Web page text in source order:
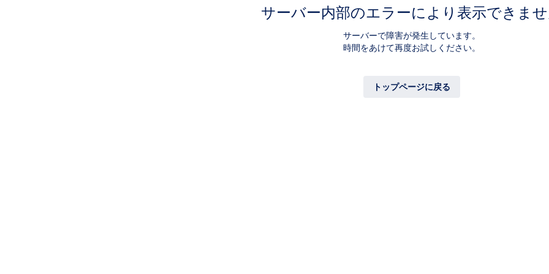
サーバー内部のエラーにより表示できま
サーバーで障害が発生しています。
時間をあけて再度お試しください。
トップページに戻る